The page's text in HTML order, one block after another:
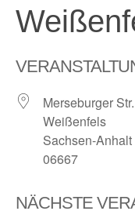
Merseburger
Weißenfels
Sachsen-Anhalt
06667
NÄCHSTE